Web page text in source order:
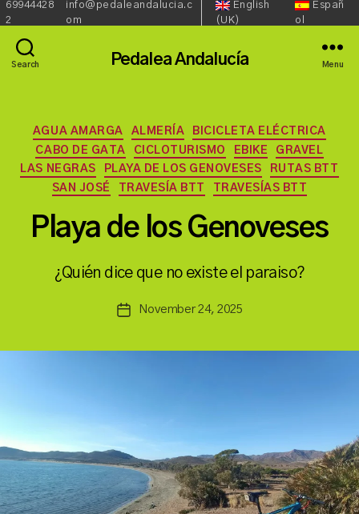
Phone:
69944428
2
Email:
info@pedaleandalucia.c
om
Redes
Sociales::
Language::
English
(UK)
Españ
ol
Search Pedalea Andalucía Menu
Categories
AGUA AMARGA ALMERÍA
BICICLETA ELÉCTRICA
CABO DE GATA
CICLOTURISMO EBIKE
GRAVEL
LAS NEGRAS
PLAYA DE LOS GENOVESES
RUTAS BTT
SAN JOSÉ
TRAVESÍA BTT TRAVESÍAS BTT
Playa de los Genoveses
¿Quién dice que no existe el paraiso?
Post
B
y
s
n
PostNovember 24, 2025